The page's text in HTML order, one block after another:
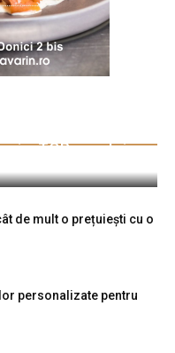
– TOP avantaje
de mult o prețuiești cu o
personalizate pentru